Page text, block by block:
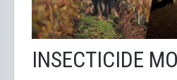
INSECTICIDE